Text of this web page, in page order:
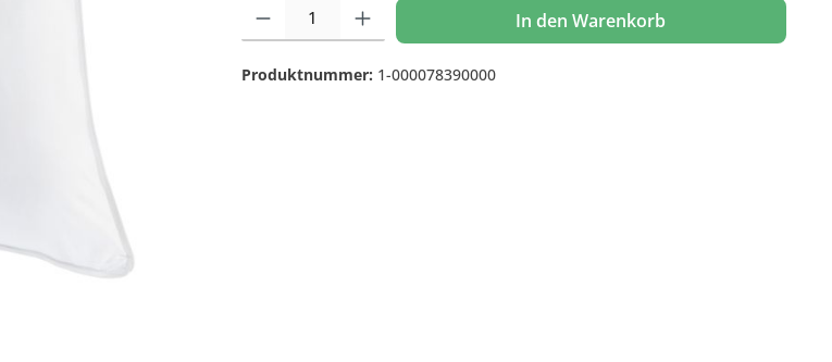
Produkt Anzahl: Gib den gewünschten Wert ein oder benutze die Schaltflächen um die
In den Warenkorb
Produktnummer: 1-000078390000